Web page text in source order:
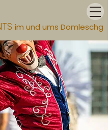
im und ums Domleschg